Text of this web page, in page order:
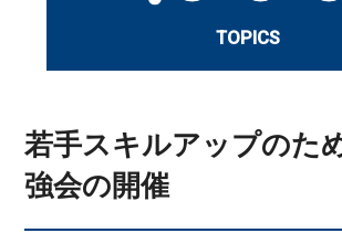
TOPICS
若手スキルアップのた
強会の開催